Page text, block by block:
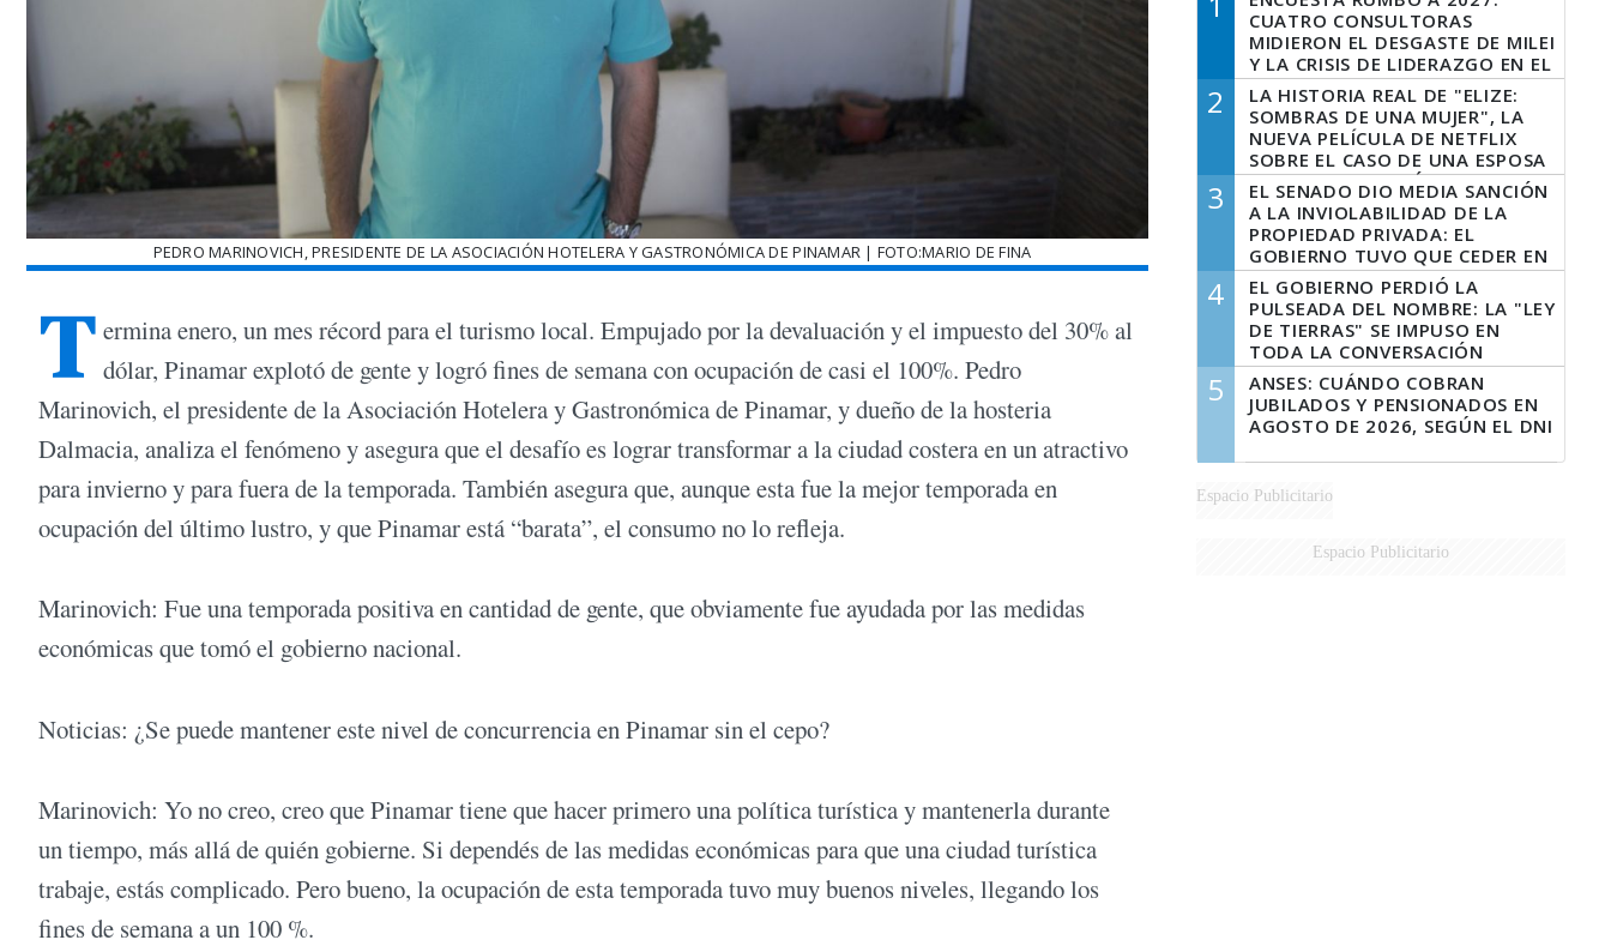
PEDRO MARINOVICH, PRESIDENTE DE LA ASOCIACIÓN HOTELERA Y GASTRONÓMICA DE PINAMAR | FOTO:MARIO DE FINA
T ermina enero, un mes récord para el turismo local. Empujado por la devaluación y el impuesto del 30% al
dólar, Pinamar explotó de gente y logró fines de semana con ocupación de casi el 100%. Pedro
Marinovich, el presidente de la Asociación Hotelera y Gastronómica de Pinamar, y dueño de la hosteria
Dalmacia, analiza el fenómeno y asegura que el desafío es lograr transformar a la ciudad costera en un atractivo
para invierno y para fuera de la temporada. También asegura que, aunque esta fue la mejor temporada en
ocupación del último lustro, y que Pinamar está “barata”, el consumo no lo refleja.
Marinovich: Fue una temporada positiva en cantidad de gente, que obviamente fue ayudada por las medidas
económicas que tomó el gobierno nacional.
Noticias: ¿Se puede mantener este nivel de concurrencia en Pinamar sin el cepo?
Marinovich: Yo no creo, creo que Pinamar tiene que hacer primero una política turística y mantenerla durante
un tiempo, más allá de quién gobierne. Si dependés de las medidas económicas para que una ciudad turística
trabaje, estás complicado. Pero bueno, la ocupación de esta temporada tuvo muy buenos niveles, llegando los
fines de semana a un 100 %.
CUATRO CONSULTORAS
MIDIERON EL DESGASTE DE MILEI
Y LA CRISIS DE LIDERAZGO EN EL
PERONISMO
2
LA HISTORIA REAL DE "ELIZE:
SOMBRAS DE UNA MUJER", LA
NUEVA PELÍCULA DE NETFLIX
SOBRE EL CASO DE UNA ESPOSA
QUE DESCUARTIZÓ A SU
MARIDO
3
EL SENADO DIO MEDIA SANCIÓN
A LA INVIOLABILIDAD DE LA
PROPIEDAD PRIVADA: EL
GOBIERNO TUVO QUE CEDER EN
LA LEY DEL MANEJO DEL FUEGO
4
EL GOBIERNO PERDIÓ LA
PULSEADA DEL NOMBRE: LA "LEY
DE TIERRAS" SE IMPUSO EN
TODA LA CONVERSACIÓN
DIGITAL
5
ANSES: CUÁNDO COBRAN
JUBILADOS Y PENSIONADOS EN
AGOSTO DE 2026, SEGÚN EL DNI
Espacio Publicitario
Espacio Publicitario